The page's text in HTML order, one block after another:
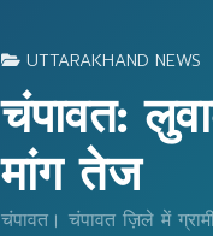
UTTARAKHAND NEWS
चंपावत:
मांग तेज
चंपावत। चंपावत ज़िले में